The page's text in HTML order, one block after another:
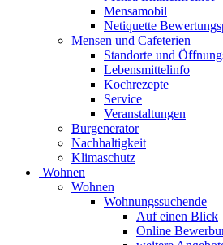
Mensamobil
Netiquette
Mensen und Cafeterien
Standorte und
Lebensmittelinfo
Kochrezepte
Service
Veranstaltungen
Burgenerator
Nachhaltigkeit
Klimaschutz
Wohnen
Wohnen
Wohnungssuchende
Auf einen Blick
Online